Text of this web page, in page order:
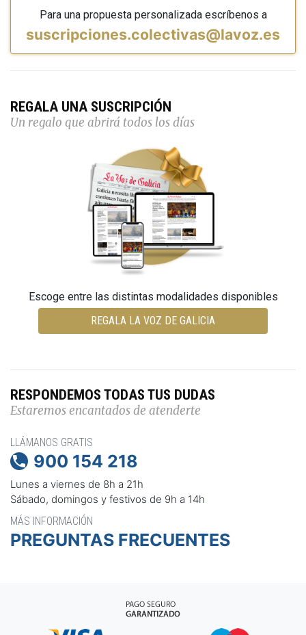
Para una propuesta personalizada escríbenos a
suscripciones.colectivas@lavoz.es
REGALA UNA SUSCRIPCIÓN
Un regalo que abrirá todos los días
Escoge entre las distintas modalidades disponibles
REGALA LA VOZ DE GALICIA
RESPONDEMOS TODAS TUS DUDAS
Estaremos encantados de atenderte
LLÁMANOS GRATIS
 900 154 218
Lunes a viernes de 8h a 21h
Sábado, domingos y festivos de 9h a 14h
MÁS INFORMACIÓN
PREGUNTAS FRECUENTES